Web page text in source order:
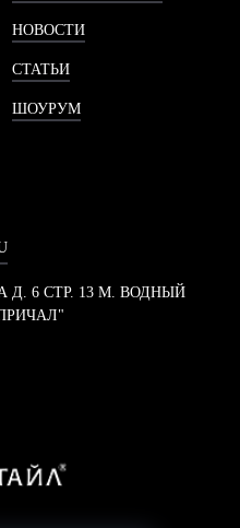
НОВОСТИ
СТАТЬИ
ШОУРУМ
6 СТР. 13 М. ВОДНЫЙ